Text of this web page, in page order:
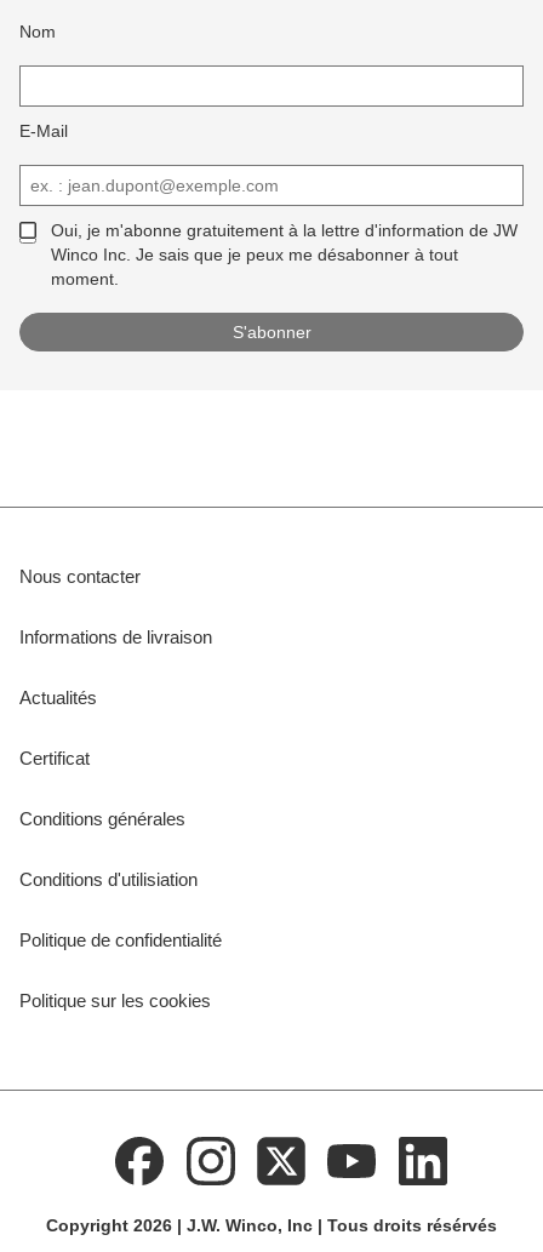
Nom
E-Mail
Oui, je m'abonne gratuitement à la lettre d'information de JW
Winco Inc. Je sais que je peux me désabonner à tout
moment.
Nous contacter
Informations de livraison
Actualités
Certificat
Conditions générales
Conditions d'utilisiation
Politique de confidentialité
Politique sur les cookies
Copyright 2026 | J.W. Winco, Inc | Tous droits résérvés